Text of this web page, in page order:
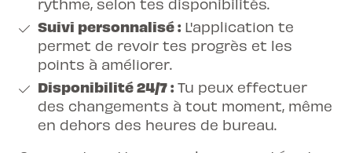
rythme, selon tes disponibilités.
Suivi personnalisé : L'application te
permet de revoir tes progrès et les
points à améliorer.
Disponibilité 24/7 : Tu peux effectuer
des changements à tout moment, même
en dehors des heures de bureau.